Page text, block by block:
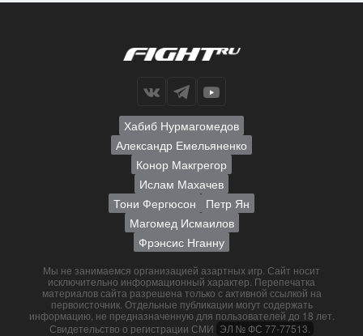
Хабиб Нурмагомедов
Александр Емельяненко
Конор Макгрегор
Ислам Махачев
Тони Фергюсон
Петр Ян
Магомед Исмаилов
Фрэнсис Нганну
Мы не занимаемся организацией азартных игр. Сайт носит
исключительно информационный характер. Перепечатка
материалов сайта разрешена только с активной ссылкой на
первоисточник. Отдельные публикации могут содержать
информацию, не предназначенную для пользователей до 18 лет.
Свидетельство о регистрации СМИ ЭЛ № ФС 77-77513.